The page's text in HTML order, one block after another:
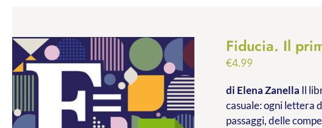
Fiducia. Il
€4.99
di Elena Zanella Il
casuale: ogni lettera
passaggi, delle